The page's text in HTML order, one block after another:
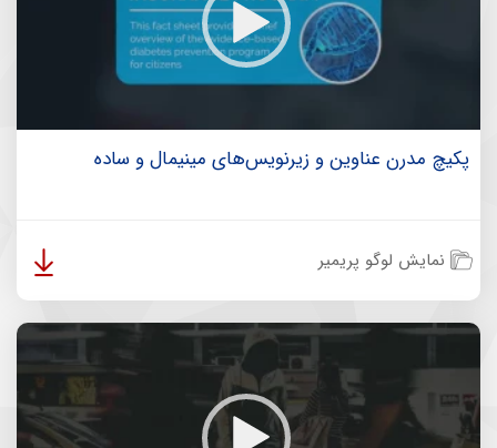
پکیچ مدرن عناوین و زیرنویس‌های مینیمال و ساده
نمایش لوگو پریمیر